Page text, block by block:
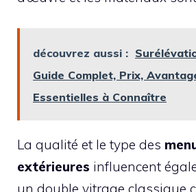
découvrez aussi :
Guide Complet, Prix,
Essentielles à Connaître
La qualité et le type des
extérieures influencent
un double vitrage classique